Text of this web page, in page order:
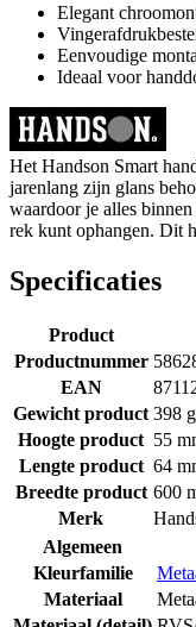
Elegant
Eenvoudige
Ideaal voor
Het Handson Smart
jarenlang zijn glans
waardoor je alles
rek kunt ophangen. Dit
Specificaties
Product
Productnummer
EAN
Gewicht product 398
Hoogte product 55
Lengte product 64
Breedte product 600
Merk
Algemeen
Kleurfamilie
Materiaal